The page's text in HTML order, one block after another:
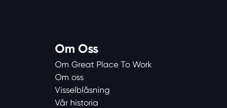
Om Oss
Om Great Place To Work
Om oss
Visselblåsning
Vår historia